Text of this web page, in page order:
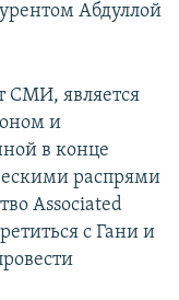
Абдуллой
СМИ, является
и
в конце
распрями
Associated
с Гани и